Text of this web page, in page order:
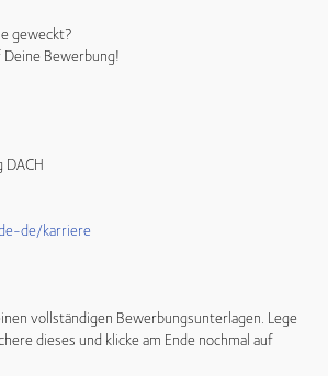
geweckt?
Bewerbung!
DACH
de/karriere
vollständigen Bewerbungsunterlagen. Lege
dieses und klicke am Ende nochmal auf